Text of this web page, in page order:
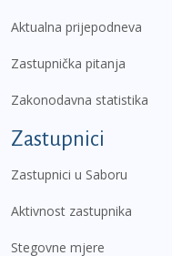
Aktualna prijepodneva
Zastupnička pitanja
Zakonodavna statistika
Zastupnici
Zastupnici u Saboru
Aktivnost zastupnika
Stegovne mjere